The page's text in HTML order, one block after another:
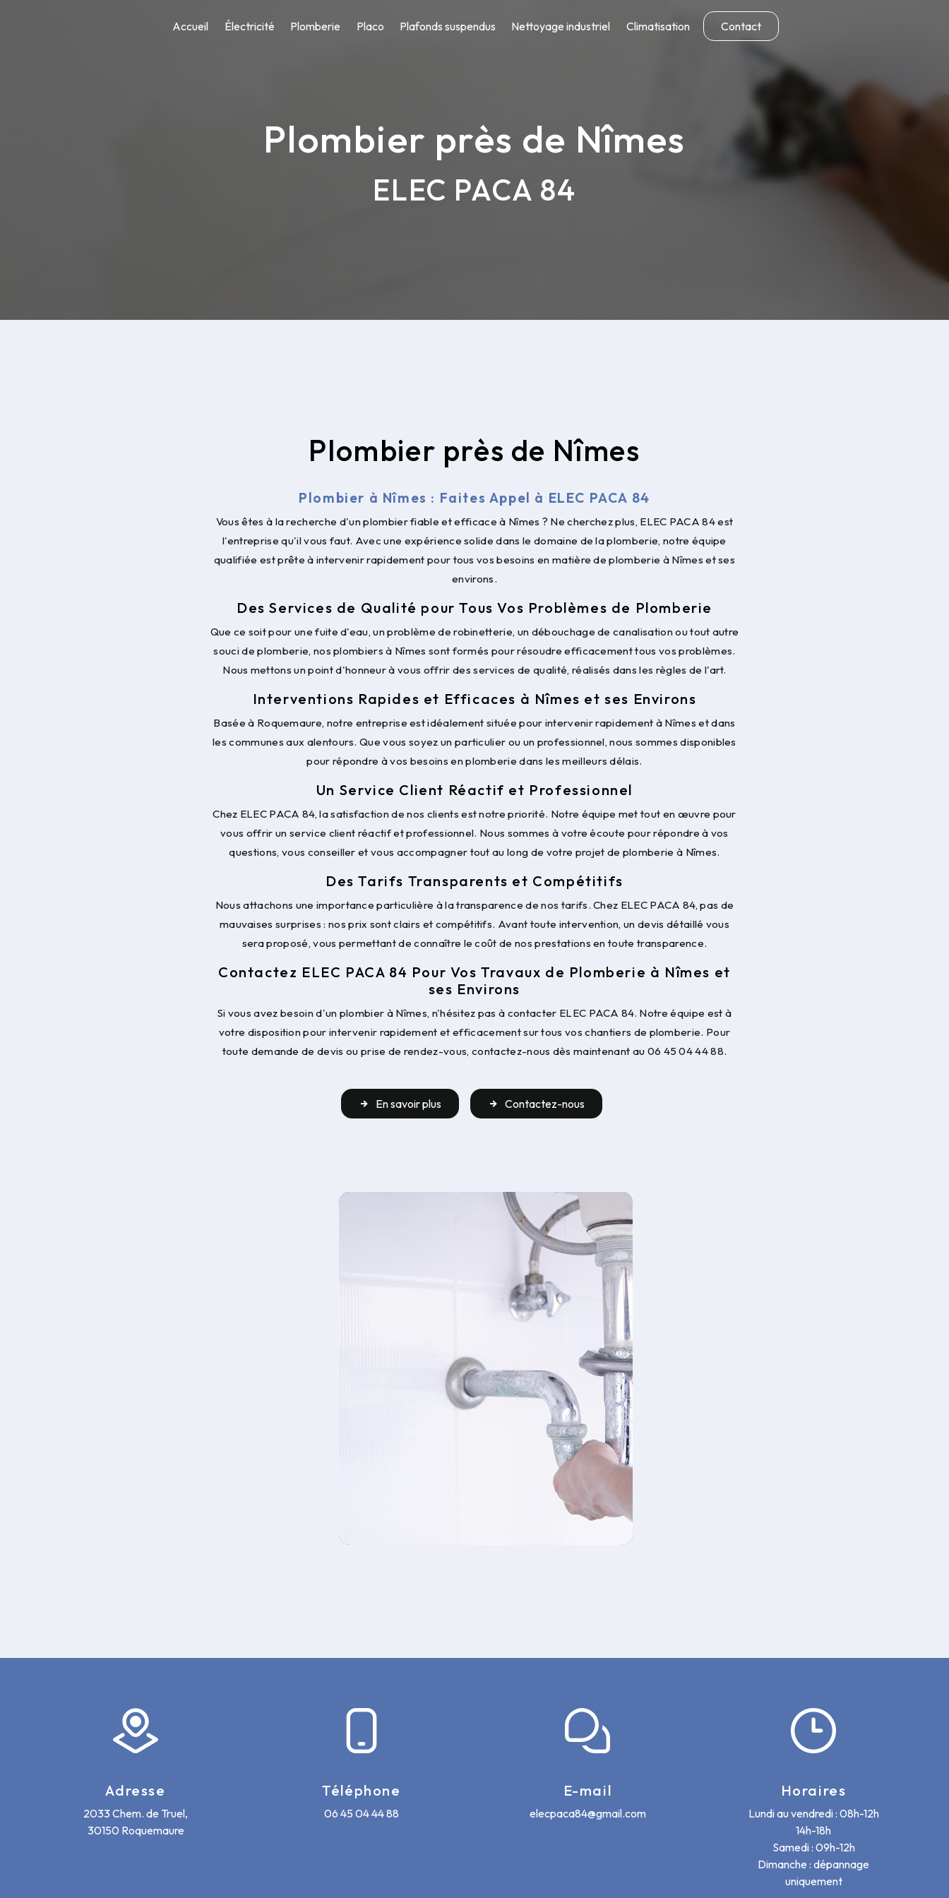
Accueil Électricité Plomberie Placo Plafonds suspendus Nettoyage industriel Climatisation Contact
Plombier près de Nîmes
ELEC PACA 84
Plombier près de Nîmes
Plombier à Nîmes : Faites Appel à ELEC PACA 84
Vous êtes à la recherche d'un plombier fiable et efficace à Nîmes ? Ne cherchez plus, ELEC PACA 84 est
l'entreprise qu'il vous faut. Avec une expérience solide dans le domaine de la plomberie, notre équipe
qualifiée est prête à intervenir rapidement pour tous vos besoins en matière de plomberie à Nîmes et ses
environs.
Des Services de Qualité pour Tous Vos Problèmes de Plomberie
Que ce soit pour une fuite d'eau, un problème de robinetterie, un débouchage de canalisation ou tout autre
souci de plomberie, nos plombiers à Nîmes sont formés pour résoudre efficacement tous vos problèmes.
Nous mettons un point d'honneur à vous offrir des services de qualité, réalisés dans les règles de l'art.
Interventions Rapides et Efficaces à Nîmes et ses Environs
Basée à Roquemaure, notre entreprise est idéalement située pour intervenir rapidement à Nîmes et dans
les communes aux alentours. Que vous soyez un particulier ou un professionnel, nous sommes disponibles
pour répondre à vos besoins en plomberie dans les meilleurs délais.
Un Service Client Réactif et Professionnel
Chez ELEC PACA 84, la satisfaction de nos clients est notre priorité. Notre équipe met tout en œuvre pour
vous offrir un service client réactif et professionnel. Nous sommes à votre écoute pour répondre à vos
questions, vous conseiller et vous accompagner tout au long de votre projet de plomberie à Nîmes.
Des Tarifs Transparents et Compétitifs
Nous attachons une importance particulière à la transparence de nos tarifs. Chez ELEC PACA 84, pas de
mauvaises surprises : nos prix sont clairs et compétitifs. Avant toute intervention, un devis détaillé vous
sera proposé, vous permettant de connaître le coût de nos prestations en toute transparence.
Contactez ELEC PACA 84 Pour Vos Travaux de Plomberie à Nîmes et
ses Environs
Si vous avez besoin d'un plombier à Nîmes, n'hésitez pas à contacter ELEC PACA 84. Notre équipe est à
votre disposition pour intervenir rapidement et efficacement sur tous vos chantiers de plomberie. Pour
toute demande de devis ou prise de rendez-vous, contactez-nous dès maintenant au 06 45 04 44 88.
En savoir plus Contactez-nous
Adresse
2033 Chem. de Truel,
30150 Roquemaure
Téléphone
06 45 04 44 88
E-mail
elecpaca84@gmail.com
Horaires
Lundi au vendredi : 08h-12h
14h-18h
Samedi : 09h-12h
Dimanche : dépannage
uniquement